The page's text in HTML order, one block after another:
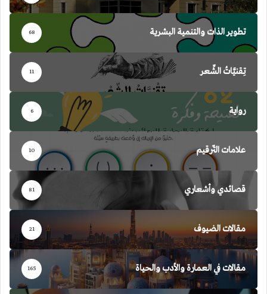
تطوير الذات والتنمية البشرية 68
تِقنيَّاتُ الشِّعر 11
رواية 6
علامات التّرقيم 10
قصائدي وأشعاري 81
مقالات الضيوف 21
مقالات في العمارة والأدب والحياة 165